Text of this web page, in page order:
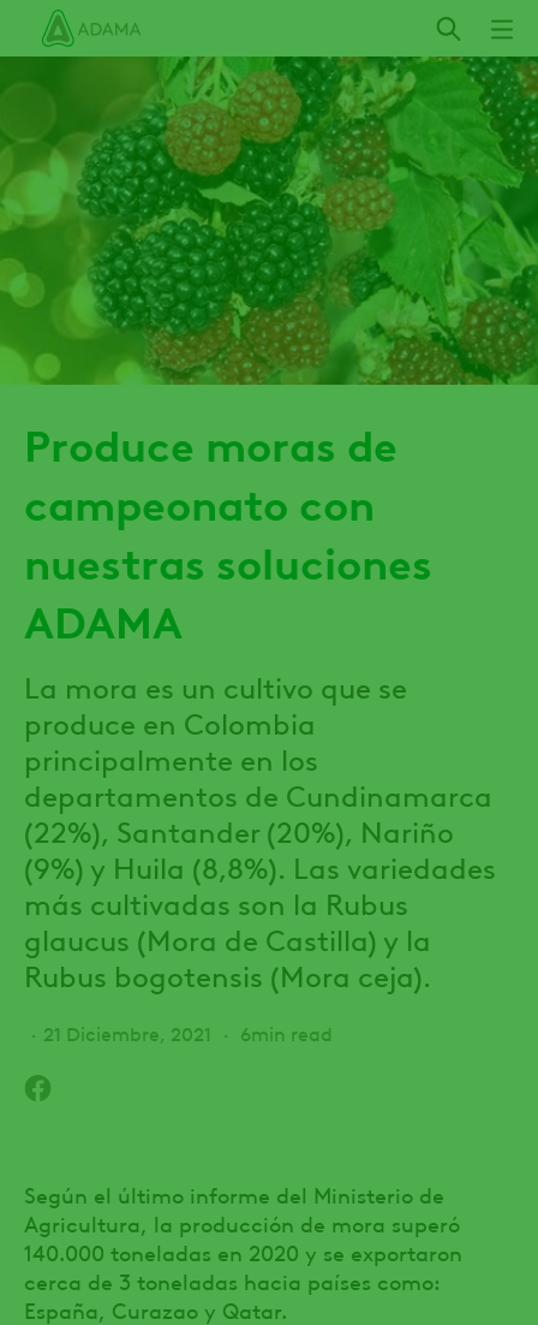
principal
Produce moras de
campeonato con
nuestras soluciones
ADAMA
La mora es un cultivo que se
produce en Colombia
principalmente en los
departamentos de Cundinamarca
(22%), Santander (20%), Nariño
(9%) y Huila (8,8%). Las variedades
más cultivadas son la Rubus
glaucus (Mora de Castilla) y la
Rubus bogotensis (Mora ceja).
21 Diciembre, 2021 6min read
Según el último informe del Ministerio de
Agricultura, la producción de mora superó
140.000 toneladas en 2020 y se exportaron
cerca de 3 toneladas hacia países como:
España, Curazao y Qatar.